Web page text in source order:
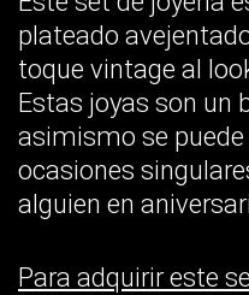
plateado
toque vintage al
Estas joyas son un
asimismo se
ocasiones
alguien en
Para adquirir este